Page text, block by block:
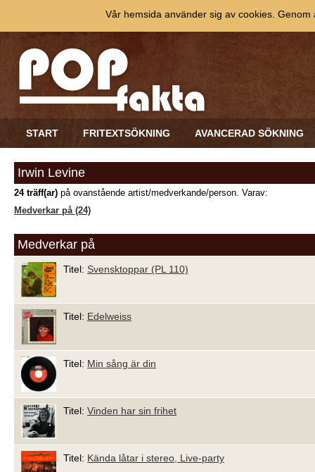
START FRITEXTSÖKNING AVANCERAD SÖKNING
Irwin Levine
24 träff(ar) på ovanstående artist/medverkande/person. Varav:
Medverkar på (24)
Medverkar på
Titel: Svensktoppar (PL 110)
Titel: Edelweiss
Titel: Min sång är din
Titel: Vinden har sin frihet
Titel: Kända låtar i stereo, Live-party
Vår hemsida använder sig av cookies.